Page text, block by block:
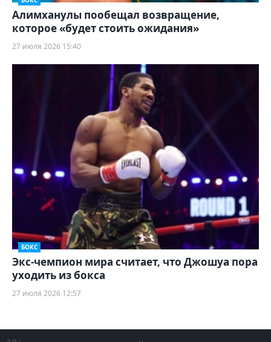
Алимханулы пообещал возвращение,
которое «будет стоить ожидания»
27 июля 2026 15:40
БОКС
Экс-чемпион мира считает, что Джошуа пора
уходить из бокса
27 июля 2026 12:57